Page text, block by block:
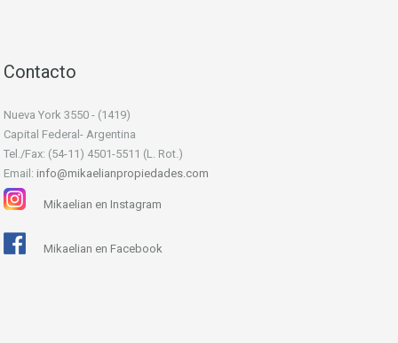
Contacto
Nueva York 3550 - (1419)
Capital Federal- Argentina
Tel./Fax: (54-11) 4501-5511 (L. Rot.)
Email: info@mikaelianpropiedades.com
Mikaelian en Instagram
Mikaelian en Facebook